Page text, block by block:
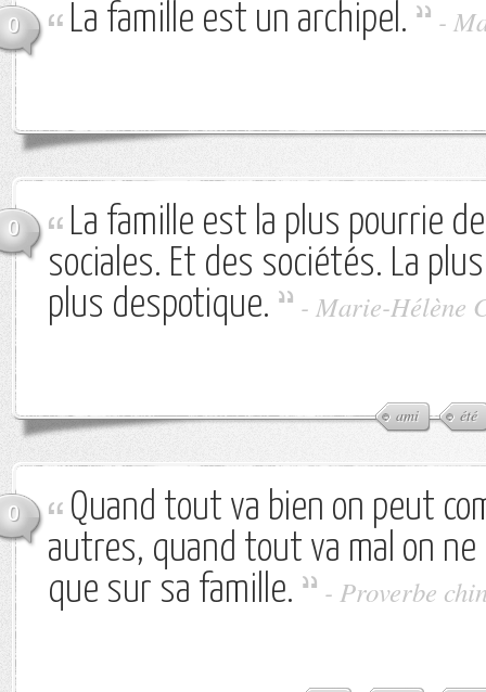
0 La famille est un archipel. -
0
La famille est la plus pourrie
sociales. Et des sociétés. La
plus despotique.
- Marie-Hélène
ami été
0
Quand tout va bien on peut
autres, quand tout va mal on
que sur sa famille.
- Proverbe